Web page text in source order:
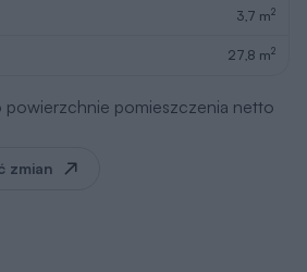
3,7 m2
27,8 m2
powierzchnie pomieszczenia netto
zmian